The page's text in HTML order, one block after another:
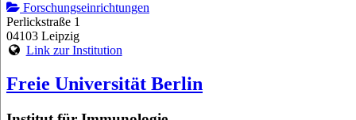
Forschungseinrichtungen
Perlickstraße 1
04103 Leipzig
Link zur Institution
Freie Universität Berlin